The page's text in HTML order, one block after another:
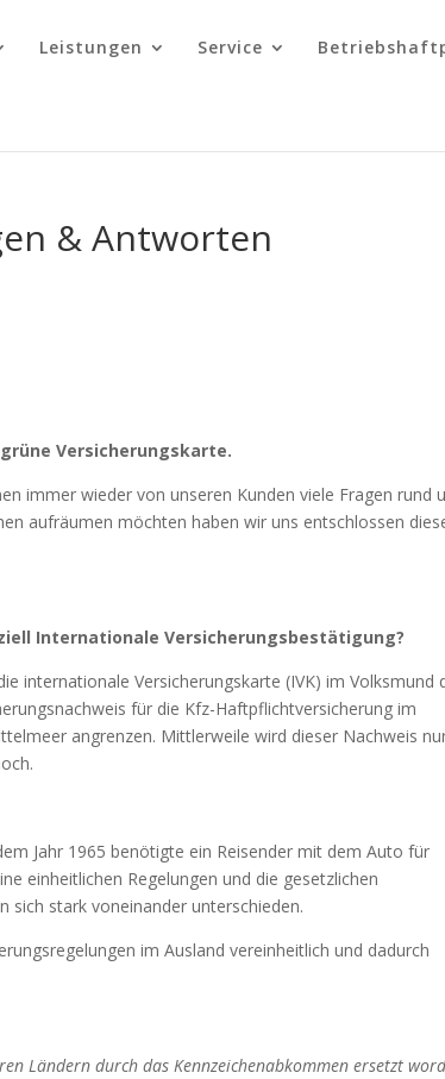
Leistungen Service
& Antworten
Versicherungskarte.
immer wieder von unseren Kunden viele Fragen rund
aufräumen möchten haben wir uns entschlossen
Internationale Versicherungsbestätigung?
internationale Versicherungskarte (IVK) im Volksmund
für die Kfz-Haftpflichtversicherung im
angrenzen. Mittlerweile wird dieser Nachweis
Jahr 1965 benötigte ein Reisender mit dem Auto für
einheitlichen Regelungen und die gesetzlichen
sich stark voneinander unterschieden.
im Ausland vereinheitlich und dadurch
Ländern durch das Kennzeichenabkommen ersetzt